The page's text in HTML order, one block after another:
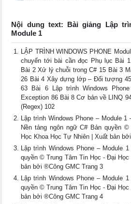
Nội dung text: Bài giảng Lập
Module 1
LẬP TRÌNH WINDOWS PHONE
chuyển tới bài cần đọc Phụ lục Bài
Bài 2 Xử lý chuỗi trong C# 15 Bài 3
26 Bài 4 Xây dựng lớp – Đối tượng
63 Bài 6 Lập trình Windows
Exception 86 Bài 8 Cơ bản về LINQ
(Regex) 102
Lập trình Windows Phone – Module
Nền tảng ngôn ngữ C# Bản quyền
Học Khoa Học Tự Nhiên | Xuất bản
Lập trình Windows Phone – Module
quyền © Trung Tâm Tin Học - Đại
bản bởi ®Công GMC Trang 3
Lập trình Windows Phone – Module
quyền © Trung Tâm Tin Học - Đại
bản bởi ®Công GMC Trang 4